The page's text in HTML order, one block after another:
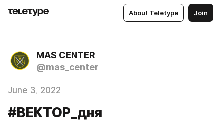
About Teletype Join
MAS CENTER
@mas_center
June 3, 2022
#ВЕКТОР_дня